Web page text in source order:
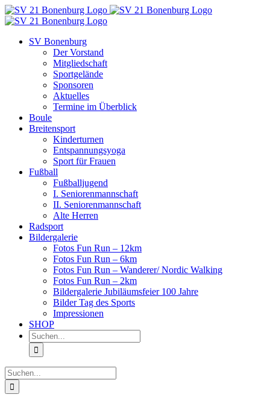
Zum
Inhalt
SV Bonenburg
Der Vorstand
Mitgliedschaft
Sportgelände
Sponsoren
Aktuelles
Termine im Überblick
Boule
Breitensport
Kinderturnen
Entspannungsyoga
Sport für Frauen
Fußball
Fußballjugend
I. Seniorenmannschaft
II. Seniorenmannschaft
Alte Herren
Radsport
Bildergalerie
Fotos Fun Run – 12km
Fotos Fun Run – 6km
Fotos Fun Run – Wanderer/ Nordic Walking
Fotos Fun Run – 2km
Bildergalerie Jubiläumsfeier 100 Jahre
Bilder Tag des Sports
Impressionen
SHOP
Suche
nach:
Suche
nach: